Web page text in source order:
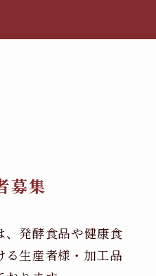
募集
、発酵食品や健康食
る生産者様・加工品